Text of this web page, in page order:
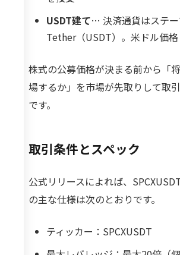
USDT建て… 決済通貨はステ
Tether（USDT）。米ドル価
株式の公募価格が決まる前から「
場するか」を市場が先取りして取
です。
取引条件とスペック
公式リリースによれば、
の主な仕様は次のとおりです。
ティッカー：SPCXUSDT